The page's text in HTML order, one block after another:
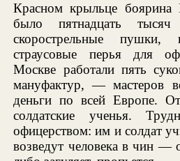
Красном крыльце боярина
было пятнадцать
скорострельные пушки,
страусовые перья для
Москве работали пять
мануфактур, — мастеров
деньги по всей Европе.
солдатские ученья.
офицерством: им и солдат
возведут человека в чин —